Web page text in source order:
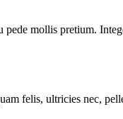
mollis pretium.
felis, ultricies nec,